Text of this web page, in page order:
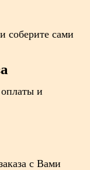
соберите сами
и
с Вами